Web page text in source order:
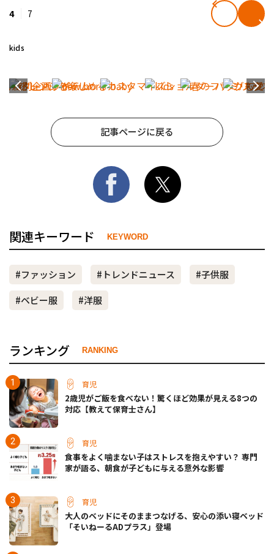
4 7
kids
記事ページに戻る
関連キーワード KEYWORD
#ファッション #トレンドニュース
#子供服
#ベビー服
#洋服
ランキング RANKING
育児
2歳児がご飯を食べない！驚くほど効果が見える8つの
対応【教えて保育士さん】
育児
食事をよく噛まない子はストレスを抱えやすい？ 専門
家が語る、朝食が子どもに与える意外な影響
育児
大人のベッドにそのままつなげる、安心の添い寝ベッド
「そいねーるADプラス」登場